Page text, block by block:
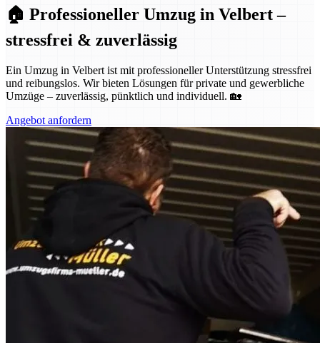
🏠 Professioneller Umzug in Velbert –
stressfrei & zuverlässig
Ein Umzug in Velbert ist mit professioneller Unterstützung stressfrei
und reibungslos. Wir bieten Lösungen für private und gewerbliche
Umzüge – zuverlässig, pünktlich und individuell. 🏡
Angebot anfordern